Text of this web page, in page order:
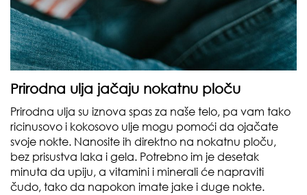
Prirodna ulja jačaju nokatnu ploču
Prirodna ulja su iznova spas za naše telo, pa vam tako
ricinusovo i kokosovo ulje mogu pomoći da ojačate
svoje nokte. Nanosite ih direktno na nokatnu ploču,
bez prisustva laka i gela. Potrebno im je desetak
minuta da upiju, a vitamini i minerali će napraviti
čudo, tako da napokon imate jake i duge nokte.